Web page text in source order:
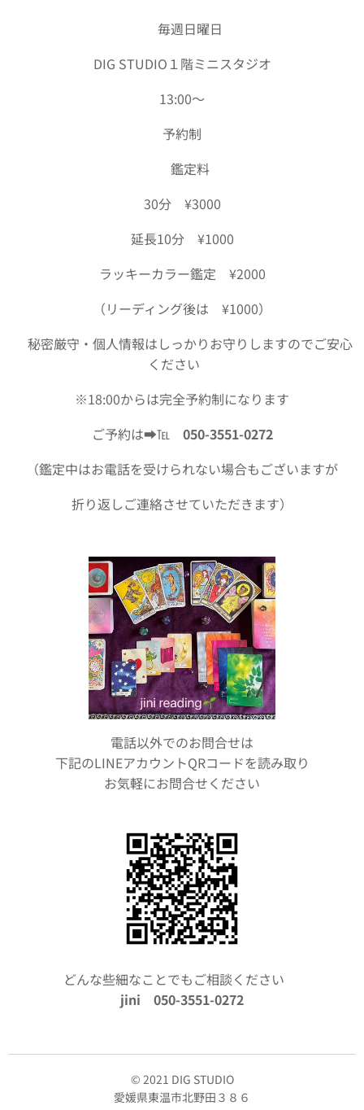
⭐️毎週日曜日
DIG STUDIO１階ミニスタジオ
13:00〜
予約制
⭐️鑑定料
30分 ¥3000
延長10分 ¥1000
ラッキーカラー鑑定 ¥2000
（リーディング後は ¥1000）
⭐️秘密厳守・個人情報はしっかりお守りしますのでご安心
ください❣️
※18:00からは完全予約制になります
ご予約は➡️℡ 050-3551-0272
（鑑定中はお電話を受けられない場合もございますが
折り返しご連絡させていただきます）
電話以外でのお問合せは
下記のLINEアカウントQRコードを読み取り
お気軽にお問合せください
どんな些細なことでもご相談ください✨
jini 050-3551-0272
© 2021 DIG STUDIO
愛媛県東温市北野田３８６